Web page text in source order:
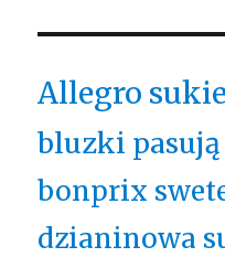
Allegro
bluzki pasują
bonprix
dzianinowa